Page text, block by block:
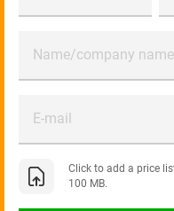
Name/company name
E-mail
Click to add a price
100 MB.